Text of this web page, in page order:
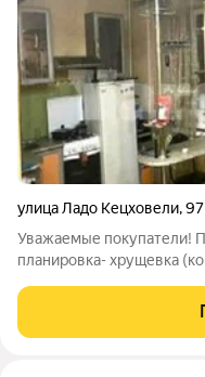
улица Ладо Кецховели,97
Уважаемые покупатели!
планировка- хрущевка
ремонт. Санузел в
инфраструктура! В